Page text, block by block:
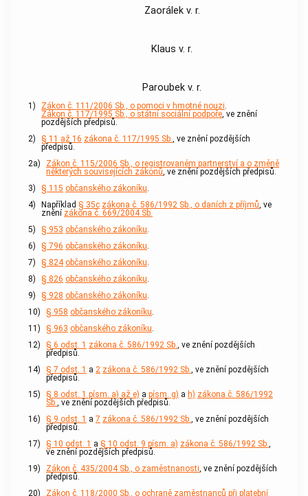
Zaorálek v. r.
Klaus v. r.
Paroubek v. r.
1) Zákon č. 111/2006 Sb., o pomoci v hmotné nouzi.
Zákon č. 117/1995 Sb., o státní sociální podpoře, ve znění
pozdějších předpisů.
2)
§ 11 až 16 zákona č. 117/1995 Sb., ve znění pozdějších
předpisů.
2a)
Zákon č. 115/2006 Sb., o registrovaném partnerství a o změně
některých souvisejících zákonů, ve znění pozdějších předpisů.
3)
§ 115 občanského zákoníku.
4)
Například § 35c zákona č. 586/1992 Sb., o daních z příjmů, ve
znění zákona č. 669/2004 Sb.
5)
§ 953 občanského zákoníku.
6)
§ 796 občanského zákoníku.
7)
§ 824 občanského zákoníku.
8)
§ 826 občanského zákoníku.
9)
§ 928 občanského zákoníku.
10)
§ 958 občanského zákoníku.
11)
§ 963 občanského zákoníku.
12)
§ 6 odst. 1 zákona č. 586/1992 Sb., ve znění pozdějších
předpisů.
14)
§ 7 odst. 1 a 2 zákona č. 586/1992 Sb., ve znění pozdějších
předpisů.
15)
§ 8 odst. 1 písm. a) až e) a písm. g) a h) zákona č. 586/1992
Sb., ve znění pozdějších předpisů.
16)
§ 9 odst. 1 a 7 zákona č. 586/1992 Sb., ve znění pozdějších
předpisů.
17)
§ 10 odst. 1 a § 10 odst. 9 písm. a) zákona č. 586/1992 Sb.,
ve znění pozdějších předpisů.
19)
Zákon č. 435/2004 Sb., o zaměstnanosti, ve znění pozdějších
předpisů.
20)
Zákon č. 118/2000 Sb., o ochraně zaměstnanců při platební